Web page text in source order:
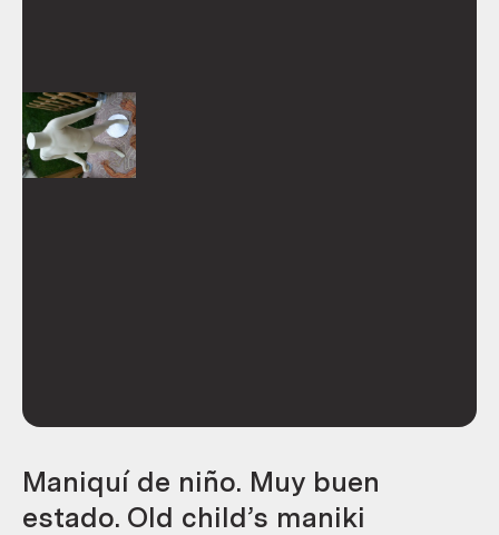
Maniquí de niño. Muy buen
estado. Old child’s maniki